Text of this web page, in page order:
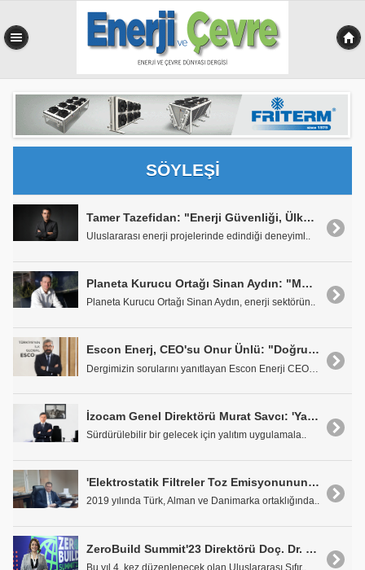
SÖYLEŞİ
Tamer Tazefidan: "Enerji Güvenliği, Ülkelerin Stratejik Güvenlik Meselesi Haline Geldi"
Uluslararası enerji projelerinde edindiği deneyiml..
Planeta Kurucu Ortağı Sinan Aydın: "Mühendislik ve Verimlilik Odaklı Çözümler Sunuyoruz"
Planeta Kurucu Ortağı Sinan Aydın, enerji sektörün..
Escon Enerj, CEO'su Onur Ünlü: "Doğru Kojenerasyon Tasarımı Maksimum Verimlilik Sağlar"
İzocam Genel Direktörü Murat Savcı: 'Yalıtım Kendini Geri Ödeyen Bir Sistemdir'
Sürdürülebilir bir gelecek için yalıtım uygulamala..
'Elektrostatik Filtreler Toz Emisyonunun Tamamına Yakınını Temizliyor'
2019 yılında Türk, Alman ve Danimarka ortaklığında..
ZeroBuild Summit'23 Direktörü Doç. Dr. Gamze Karanfil Kaçmaz: "Sıfır Enerji Bina'lara Dönüşümü Konu Alacağız"
Bu yıl 4. kez düzenlenecek olan Uluslararası Sıfır..
0,102 sn